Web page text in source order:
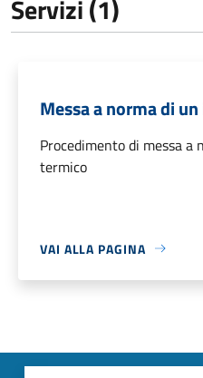
Servizi (1)
Messa a norma di
Procedimento di messa
termico
VAI ALLA PAGINA